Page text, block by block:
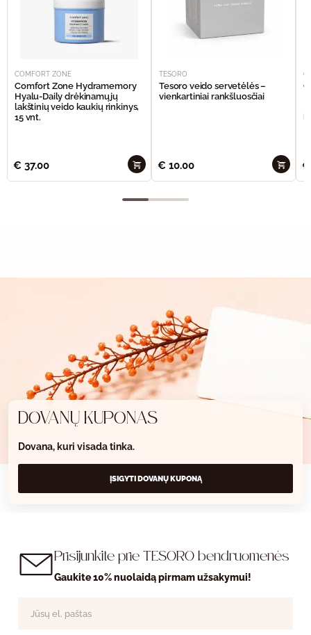
COMFORT ZONE
Comfort Zone Hydramemory
Hyalu-Daily drėkinamųjų
lakštinių veido kaukių rinkinys,
15 vnt.
€ 37.00
TESORO
Tesoro veido servetėlės –
vienkartiniai rankšluosčiai
€ 10.00 €
DOVANŲ KUPONAS
Dovana, kuri visada tinka.
ĮSIGYTI DOVANŲ KUPONĄ
Prisijunkite prie TESORO bendruomenės
Gaukite 10% nuolaidą pirmam užsakymui!